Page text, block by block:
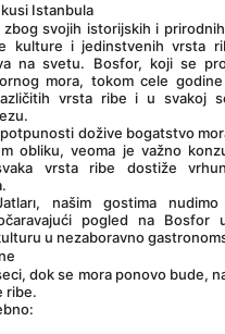
Istanbula
svojih istorijskih i
kulture i jedinstvenih vrsta
na svetu. Bosfor, koji se
mora, tokom cele
vrsta ribe i u svakoj
dožive bogatstvo
obliku, veoma je važno
vrsta ribe dostiže
našim gostima nudimo
pogled na Bosfor
u nezaboravno
dok se mora ponovo bude,
ribe.